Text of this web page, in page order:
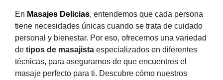
En Masajes Delicias, entendemos que cada persona
tiene necesidades únicas cuando se trata de cuidado
personal y bienestar. Por eso, ofrecemos una variedad
de tipos de masajista especializados en diferentes
técnicas, para asegurarnos de que encuentres el
masaje perfecto para ti. Descubre cómo nuestros